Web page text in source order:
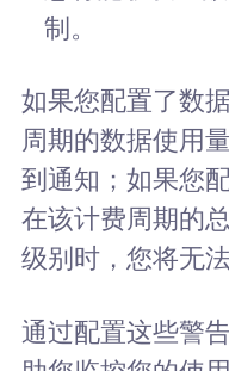
制。
如果您配置了数
周期的数据使用
到通知；如果您
在该计费周期的
级别时，您将无
通过配置这些警